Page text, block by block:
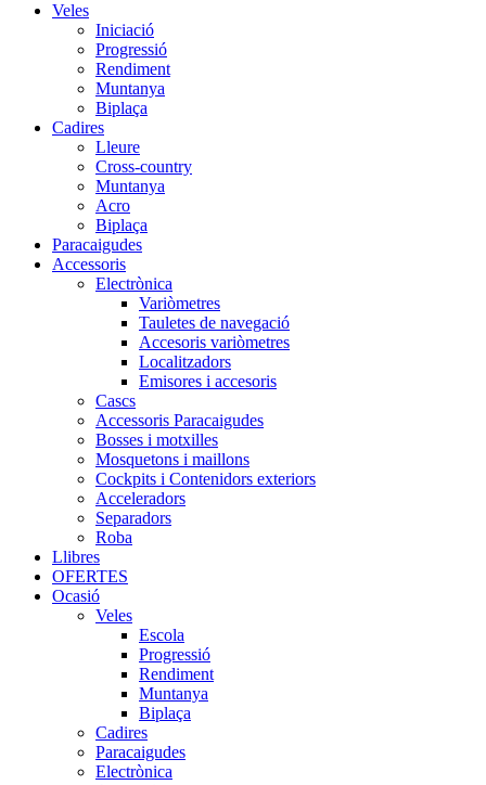
Veles
Iniciació
Progressió
Rendiment
Muntanya
Biplaça
Cadires
Lleure
Cross-country
Muntanya
Acro
Biplaça
Paracaigudes
Accessoris
Electrònica
Variòmetres
Tauletes de navegació
Accesoris variòmetres
Localitzadors
Emisores i accesoris
Cascs
Accessoris Paracaigudes
Bosses i motxilles
Mosquetons i maillons
Cockpits i Contenidors exteriors
Acceleradors
Separadors
Roba
Llibres
OFERTES
Ocasió
Veles
Escola
Progressió
Rendiment
Muntanya
Biplaça
Cadires
Paracaigudes
Electrònica